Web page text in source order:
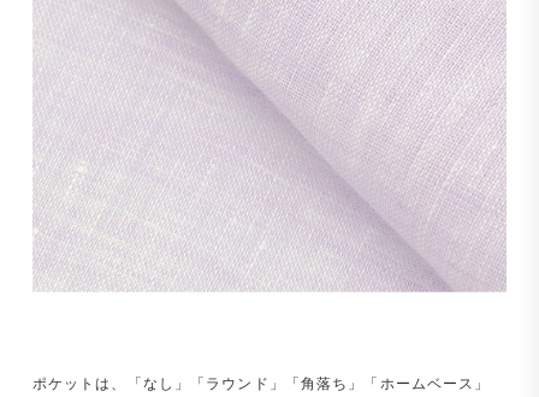
ポケットは、「なし」「ラウンド」「角落ち」「ホームベース」